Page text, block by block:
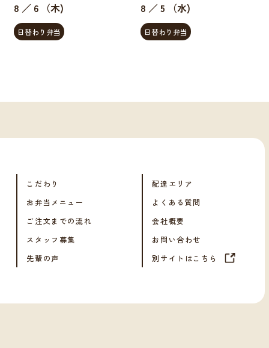
8 ／ 6 （木)
日替わり弁当
8 ／ 5 （水)
日替わり弁当
こだわり
お弁当メニュー
ご注文までの流れ
スタッフ募集
先輩の声
配達エリア
よくある質問
会社概要
お問い合わせ
別サイトはこちら